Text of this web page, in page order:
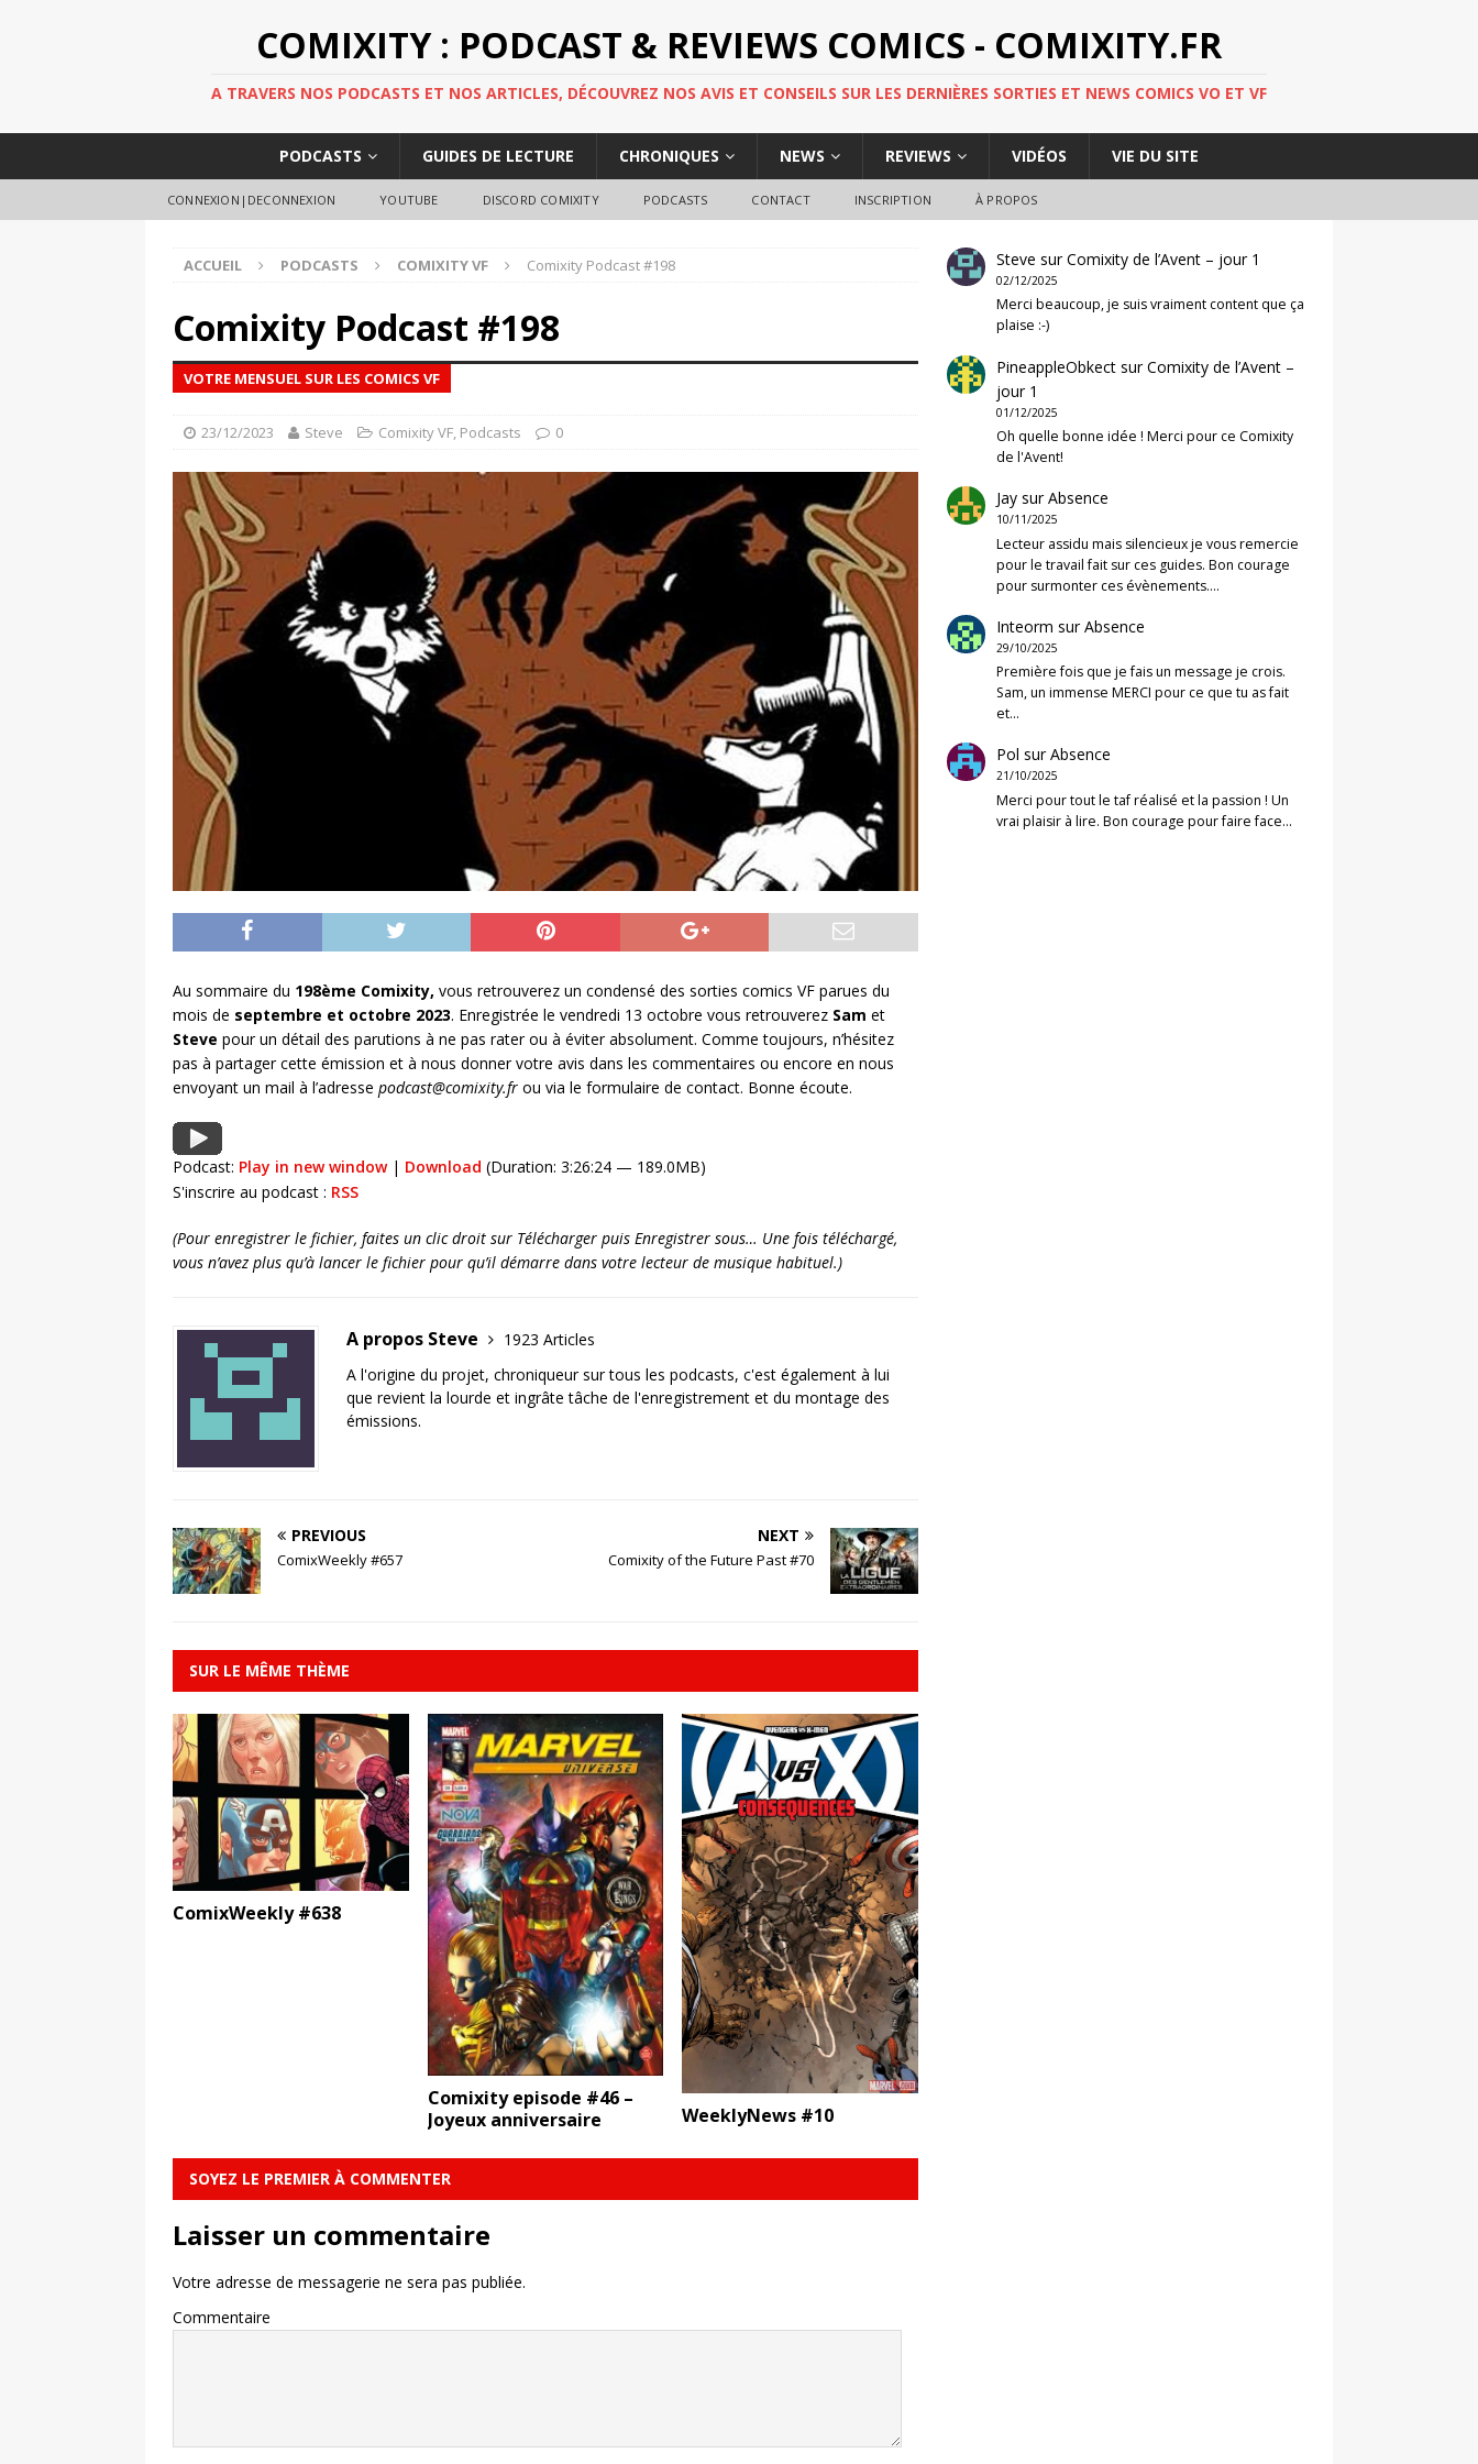
COMIXITY : PODCAST & REVIEWS COMICS - COMIXITY.FR
A TRAVERS NOS PODCASTS ET NOS ARTICLES, DÉCOUVREZ NOS AVIS ET CONSEILS SUR LES DERNIÈRES SORTIES ET NEWS COMICS VO ET VF
PODCASTS GUIDES DE LECTURE CHRONIQUES NEWS REVIEWS VIDÉOS VIE DU SITE
CONNEXION|DECONNEXION YOUTUBE DISCORD COMIXITY PODCASTS CONTACT INSCRIPTION À PROPOS
ACCUEIL PODCASTS COMIXITY VF Comixity Podcast #198
Comixity Podcast #198
VOTRE MENSUEL SUR LES COMICS VF
23/12/2023 Steve Comixity VF, Podcasts 0
Au sommaire du 198ème Comixity, vous retrouverez un condensé des sorties comics VF parues du
mois de septembre et octobre 2023. Enregistrée le vendredi 13 octobre vous retrouverez Sam et
Steve pour un détail des parutions à ne pas rater ou à éviter absolument. Comme toujours, n’hésitez
pas à partager cette émission et à nous donner votre avis dans les commentaires ou encore en nous
envoyant un mail à l’adresse podcast@comixity.fr ou via le formulaire de contact. Bonne écoute.
Podcast: Play in new window| Download (Duration: 3:26:24 — 189.0MB)
S'inscrire au podcast : RSS
(Pour enregistrer le fichier, faites un clic droit sur Télécharger puis Enregistrer sous… Une fois téléchargé,
vous n’avez plus qu’à lancer le fichier pour qu’il démarre dans votre lecteur de musique habituel.)
A propos Steve
1923 Articles
A l'origine du projet, chroniqueur sur tous les podcasts, c'est également à lui
que revient la lourde et ingrâte tâche de l'enregistrement et du montage des
émissions.
PREVIOUS
ComixWeekly #657
NEXT
Comixity of the Future Past #70
SUR LE MÊME THÈME
ComixWeekly #638
Comixity episode #46 –
Joyeux anniversaire
WeeklyNews #10
SOYEZ LE PREMIER À COMMENTER
Laisser un commentaire
Votre adresse de messagerie ne sera pas publiée.
Commentaire
Steve surComixity de l’Avent – jour 1
02/12/2025
Merci beaucoup, je suis vraiment content que ça
plaise :-)
PineappleObkect surComixity de l’Avent –
jour 1
01/12/2025
Oh quelle bonne idée ! Merci pour ce Comixity
de l'Avent!
Jay surAbsence
10/11/2025
Lecteur assidu mais silencieux je vous remercie
pour le travail fait sur ces guides. Bon courage
pour surmonter ces évènements.…
Inteorm surAbsence
29/10/2025
Première fois que je fais un message je crois.
Sam, un immense MERCI pour ce que tu as fait
et…
Pol surAbsence
21/10/2025
Merci pour tout le taf réalisé et la passion ! Un
vrai plaisir à lire. Bon courage pour faire face…